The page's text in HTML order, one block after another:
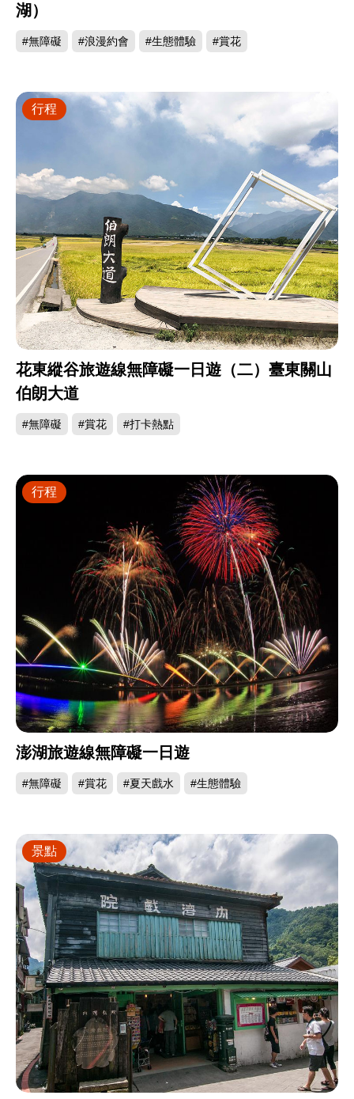
湖）
#無障礙 #浪漫約會 #生態體驗 #賞花
花東縱谷旅遊線無障礙一日遊（二）臺東關山
伯朗大道
#無障礙 #賞花 #打卡熱點
行程
澎湖旅遊線無障礙一日遊
#無障礙 #賞花 #夏天戲水 #生態體驗
行程
景點